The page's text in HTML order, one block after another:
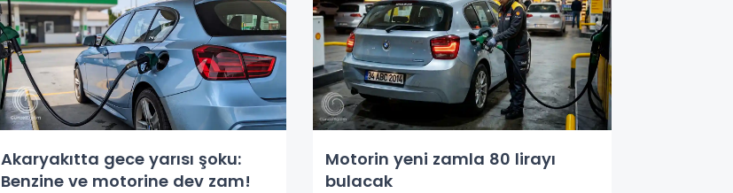
Akaryakıtta gece yarısı şoku:
Benzine ve motorine dev zam!
Motorin yeni zamla 80 lirayı
bulacak